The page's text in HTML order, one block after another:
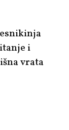
i
vrata